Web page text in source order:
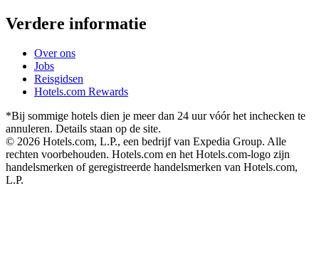
Verdere informatie
Over ons
Jobs
Reisgidsen
Hotels.com Rewards
*Bij sommige hotels dien je meer dan 24 uur vóór het inchecken te
annuleren. Details staan op de site.
© 2026 Hotels.com, L.P., een bedrijf van Expedia Group. Alle
rechten voorbehouden. Hotels.com en het Hotels.com-logo zijn
handelsmerken of geregistreerde handelsmerken van Hotels.com,
L.P.